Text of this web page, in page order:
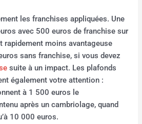
les franchises appliquées. Une
avec 500 euros de franchise sur
rapidement moins avantageuse
sans franchise, si vous devez
suite à un impact. Les plafonds
également votre attention :
à 1 500 euros le
après un cambriolage, quand
10 000 euros.